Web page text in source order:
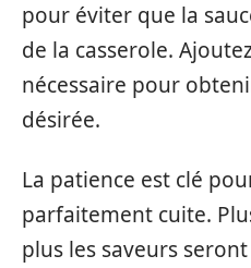
pour éviter que la
de la casserole.
nécessaire pour
désirée.
La patience est clé
parfaitement cuite.
plus les saveurs